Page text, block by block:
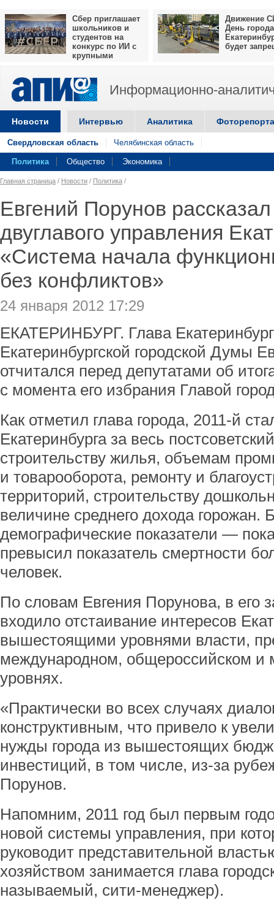
Сбер приглашает
школьников и
студентов на
конкурс по ИИ с
крупными
Движение
День города
будет
Информационно-
Новости Интервью Аналитика
Свердловская область Челябинская область
Политика Общество Экономика
Главная страница / Новости / Политика /
Евгений Порунов
двуглавого управления
«Система начала
без конфликтов»
24 января 2012 17:29
ЕКАТЕРИНБУРГ. Глава
Екатеринбургской городской Думы
отчитался перед депутатами об
с момента его избрания Главой
Как отметил глава города, 2011-й
Екатеринбурга за весь
строительству жилья, объемам
и товарооборота, ремонту и
территорий, строительству
величине среднего дохода горожан.
демографические показатели —
превысил показатель смертности
человек.
По словам Евгения Порунова, в его
входило отстаивание интересов
вышестоящими уровнями власти,
международном, общероссийском
уровнях.
«Практически во всех случаях
конструктивным, что привело к
нужды города из вышестоящих
инвестиций, в том числе, из-за
Порунов.
Напомним, 2011 год был первым
новой системы управления, при
руководит представительной
хозяйством занимается глава
называемый, сити-менеджер).